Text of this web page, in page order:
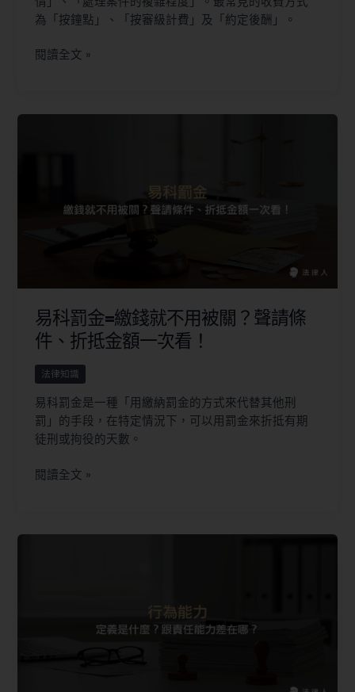
為「按鐘點」、「按審級計費」及「約定後酬」。
閱讀全文 »
易科罰金=繳錢就不用被關？聲請條
件、折抵金額一次看！
法律知識
易科罰金是一種「用繳納罰金的方式來代替其他刑
罰」的手段，在特定情況下，可以用罰金來折抵有期
徒刑或拘役的天數。
閱讀全文 »